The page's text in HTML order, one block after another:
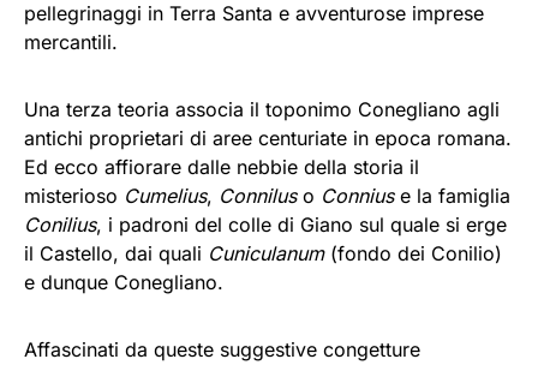
pellegrinaggi in Terra Santa e avventurose imprese
mercantili.
Una terza teoria associa il toponimo Conegliano agli
antichi proprietari di aree centuriate in epoca romana.
Ed ecco affiorare dalle nebbie della storia il
misterioso Cumelius, Conniluso Conniuse la famiglia
Conilius, i padroni del colle di Giano sul quale si erge
il Castello, dai quali Cuniculanum (fondo dei Conilio)
e dunque Conegliano.
Affascinati da queste suggestive congetture